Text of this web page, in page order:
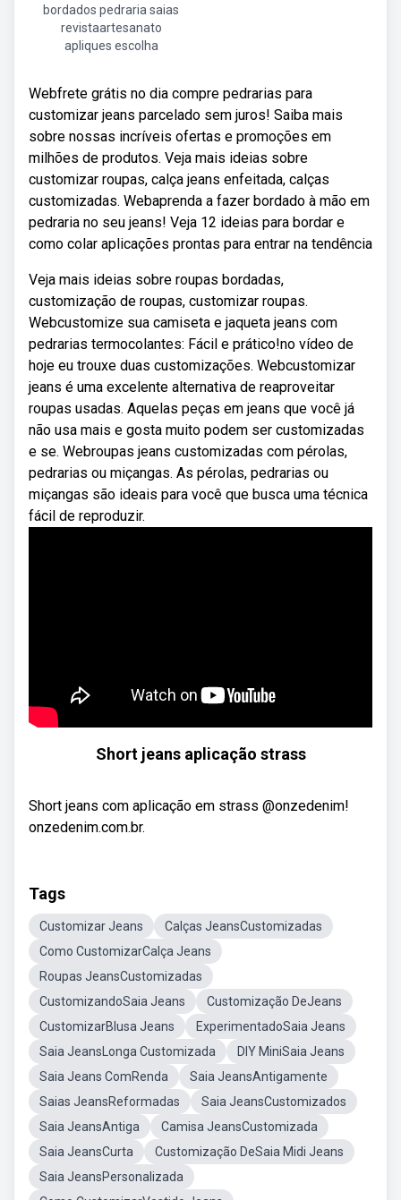
bordados pedraria saias
revistaartesanato
apliques escolha
Webfrete grátis no dia compre pedrarias para
customizar jeans parcelado sem juros! Saiba mais
sobre nossas incríveis ofertas e promoções em
milhões de produtos. Veja mais ideias sobre
customizar roupas, calça jeans enfeitada, calças
customizadas. Webaprenda a fazer bordado à mão em
pedraria no seu jeans! Veja 12 ideias para bordar e
como colar aplicações prontas para entrar na tendência
Veja mais ideias sobre roupas bordadas,
customização de roupas, customizar roupas.
Webcustomize sua camiseta e jaqueta jeans com
pedrarias termocolantes: Fácil e prático!no vídeo de
hoje eu trouxe duas customizações. Webcustomizar
jeans é uma excelente alternativa de reaproveitar
roupas usadas. Aquelas peças em jeans que você já
não usa mais e gosta muito podem ser customizadas
e se. Webroupas jeans customizadas com pérolas,
pedrarias ou miçangas. As pérolas, pedrarias ou
miçangas são ideais para você que busca uma técnica
fácil de reproduzir.
Short jeans aplicação strass
Short jeans com aplicação em strass @onzedenim!
onzedenim.com.br.
Tags
Customizar Jeans
Calças JeansCustomizadas
Como CustomizarCalça Jeans
Roupas JeansCustomizadas
CustomizandoSaia Jeans
Customização DeJeans
CustomizarBlusa Jeans
ExperimentadoSaia Jeans
Saia JeansLonga Customizada
DIY MiniSaia Jeans
Saia Jeans ComRenda
Saia JeansAntigamente
Saias JeansReformadas
Saia JeansCustomizados
Saia JeansAntiga
Camisa JeansCustomizada
Saia JeansCurta
Customização DeSaia Midi Jeans
Saia JeansPersonalizada